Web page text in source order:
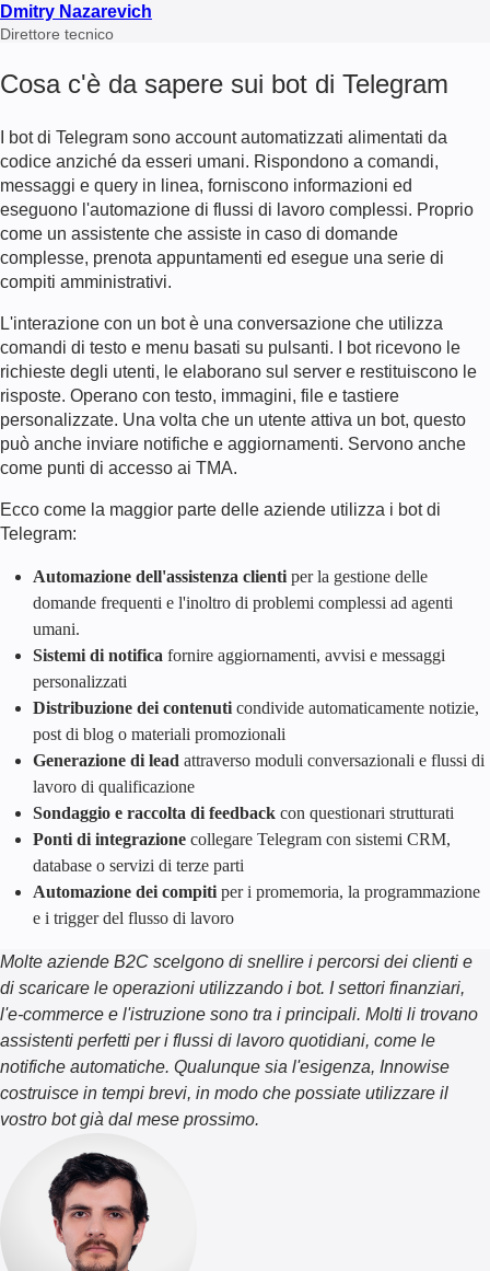
Dmitry Nazarevich
Direttore tecnico
Cosa c'è da sapere sui bot di Telegram
I bot di Telegram sono account automatizzati alimentati da
codice anziché da esseri umani. Rispondono a comandi,
messaggi e query in linea, forniscono informazioni ed
eseguono l'automazione di flussi di lavoro complessi. Proprio
come un assistente che assiste in caso di domande
complesse, prenota appuntamenti ed esegue una serie di
compiti amministrativi.
L'interazione con un bot è una conversazione che utilizza
comandi di testo e menu basati su pulsanti. I bot ricevono le
richieste degli utenti, le elaborano sul server e restituiscono le
risposte. Operano con testo, immagini, file e tastiere
personalizzate. Una volta che un utente attiva un bot, questo
può anche inviare notifiche e aggiornamenti. Servono anche
come punti di accesso ai TMA.
Ecco come la maggior parte delle aziende utilizza i bot di
Telegram:
Automazione dell'assistenza clienti per la gestione delle
domande frequenti e l'inoltro di problemi complessi ad agenti
umani.
Sistemi di notifica fornire aggiornamenti, avvisi e messaggi
personalizzati
Distribuzione dei contenuti condivide automaticamente notizie,
post di blog o materiali promozionali
Generazione di lead attraverso moduli conversazionali e flussi di
lavoro di qualificazione
Sondaggio e raccolta di feedback con questionari strutturati
Ponti di integrazione collegare Telegram con sistemi CRM,
database o servizi di terze parti
Automazione dei compiti per i promemoria, la programmazione
e i trigger del flusso di lavoro
Molte aziende B2C scelgono di snellire i percorsi dei clienti e
di scaricare le operazioni utilizzando i bot. I settori finanziari,
l'e-commerce e l'istruzione sono tra i principali. Molti li trovano
assistenti perfetti per i flussi di lavoro quotidiani, come le
notifiche automatiche. Qualunque sia l'esigenza, Innowise
costruisce in tempi brevi, in modo che possiate utilizzare il
vostro bot già dal mese prossimo.